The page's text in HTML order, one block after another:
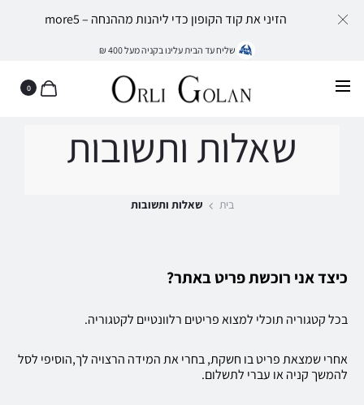
שליח עד הבית עלינו בקניה מעל 400 ₪
0
שאלות ותשובות
בית שאלות ותשובות
כיצד אני רוכשת פריט באתר?
בכל קטגוריה תוכלי למצוא פריטים רלוונטיים לקטגוריה.
אחרי שמצאת פריט בו חשקת, בחרי את המידה הרצויה לך,הוסיפי לסל
להמשך קניה או עברי לתשלום.
הזיני את קוד הקופון כדי ליהנות מההנחה – more5